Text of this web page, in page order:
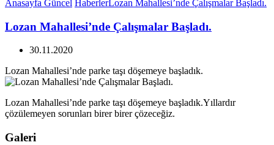
Anasayfa Güncel HaberlerLozan Mahallesi’nde Çalışmalar Başladı.
Lozan Mahallesi’nde Çalışmalar Başladı.
30.11.2020
Lozan Mahallesi’nde parke taşı döşemeye başladık.
Lozan Mahallesi’nde parke taşı döşemeye başladık.Yıllardır
çözülemeyen sorunları birer birer çözeceğiz.
Galeri